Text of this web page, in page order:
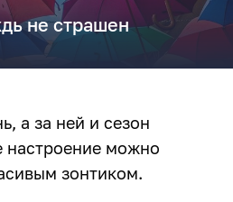
не страшен
а за ней и сезон
можно
зонтиком.